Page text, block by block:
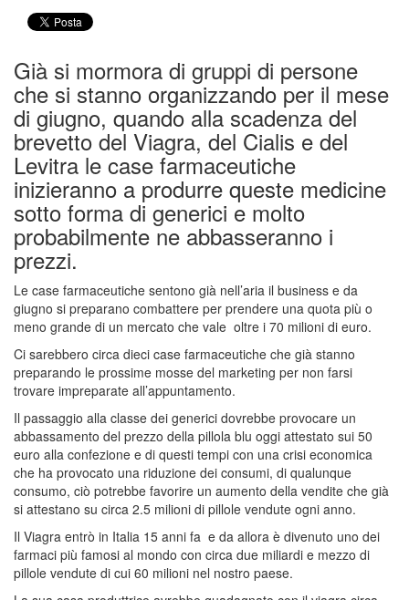
Già si mormora di gruppi di persone
che si stanno organizzando per il mese
di giugno, quando alla scadenza del
brevetto del Viagra, del Cialis e del
Levitra le case farmaceutiche
inizieranno a produrre queste medicine
sotto forma di generici e molto
probabilmente ne abbasseranno i
prezzi.
Le case farmaceutiche sentono già nell’aria il business e da
giugno si preparano combattere per prendere una quota più o
meno grande di un mercato che vale oltre i 70 milioni di euro.
Ci sarebbero circa dieci case farmaceutiche che già stanno
preparando le prossime mosse del marketing per non farsi
trovare impreparate all’appuntamento.
Il passaggio alla classe dei generici dovrebbe provocare un
abbassamento del prezzo della pillola blu oggi attestato sui 50
euro alla confezione e di questi tempi con una crisi economica
che ha provocato una riduzione dei consumi, di qualunque
consumo, ciò potrebbe favorire un aumento della vendite che già
si attestano su circa 2.5 milioni di pillole vendute ogni anno.
Il Viagra entrò in Italia 15 anni fa e da allora è divenuto uno dei
farmaci più famosi al mondo con circa due miliardi e mezzo di
pillole vendute di cui 60 milioni nel nostro paese.